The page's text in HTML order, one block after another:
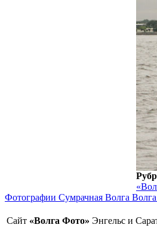
Фотографии Сумрачная Волга
Сайт «Волга Фото» Энгельс и